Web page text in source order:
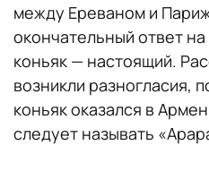
между Ереваном и
окончательный ответ
коньяк — настоящий.
возникли разногласия,
коньяк оказался в
следует называть